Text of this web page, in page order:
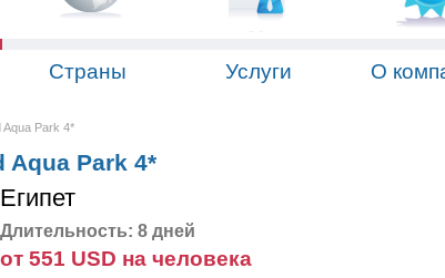
Страны Услуги О
Aqua Park 4*
Aqua Park 4*
Египет
Длительность: 8 дней
от 551 USD на человека